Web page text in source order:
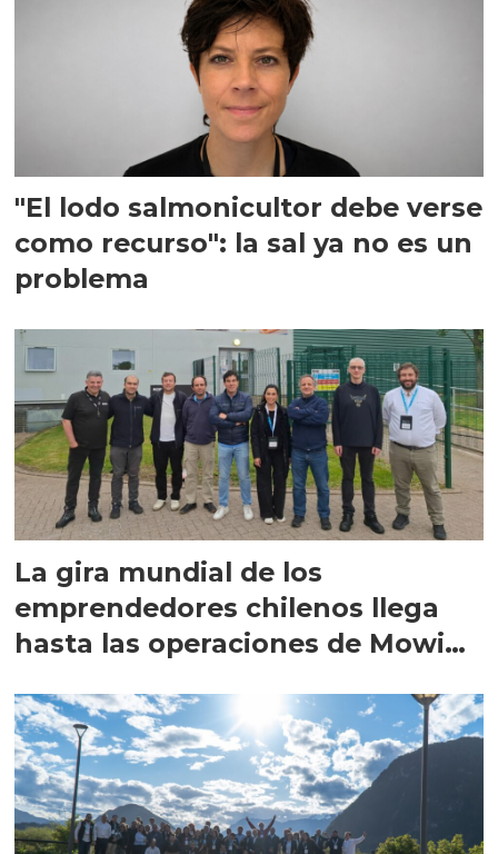
"El lodo salmonicultor debe verse
como recurso": la sal ya no es un
problema
La gira mundial de los
emprendedores chilenos llega
hasta las operaciones de Mowi